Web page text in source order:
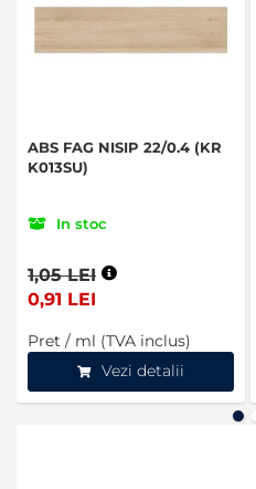
ABS FAG NISIP 22/0.4 (KR
K013SU)
In stoc
1,05 LEI
0,91 LEI
Pret / ml (TVA inclus)
Vezi detalii